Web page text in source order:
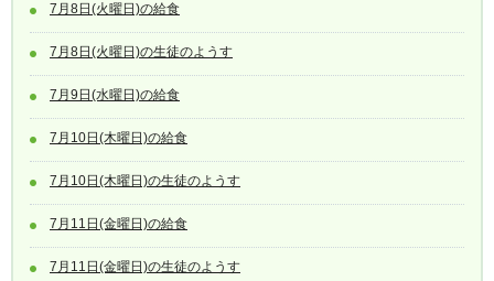
7月8日(火曜日)の給食
7月8日(火曜日)の生徒のようす
7月9日(水曜日)の給食
7月10日(木曜日)の給食
7月10日(木曜日)の生徒のようす
7月11日(金曜日)の給食
7月11日(金曜日)の生徒のようす